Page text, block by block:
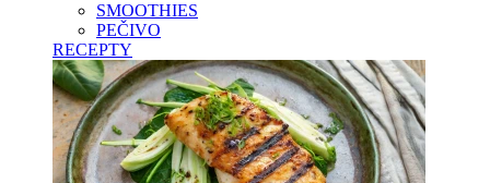
SMOOTHIES
PEČIVO
RECEPTY